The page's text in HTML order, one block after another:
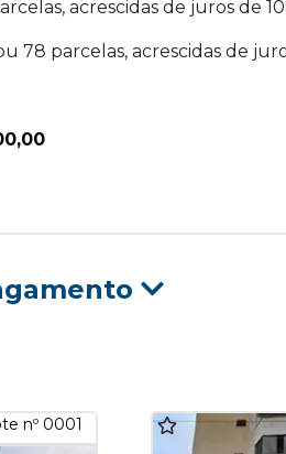
acrescidas de juros de
78 parcelas, acrescidas de
nº 0001